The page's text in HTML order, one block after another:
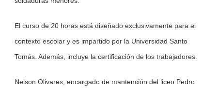
El curso de 20 horas está diseñado exclusivamente para el
contexto escolar y es impartido por la Universidad Santo
Tomás. Además, incluye la certificación de los trabajadores.
Nelson Olivares, encargado de mantención del liceo Pedro